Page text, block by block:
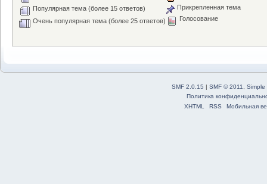
Популярная тема (более 15 ответов)
Очень популярная тема (более 25 ответов)
Прикрепленная тема
Голосование
SMF 2.0.15 | SMF © 2011
Simple
Политика
XHTML
RSS Мобильная